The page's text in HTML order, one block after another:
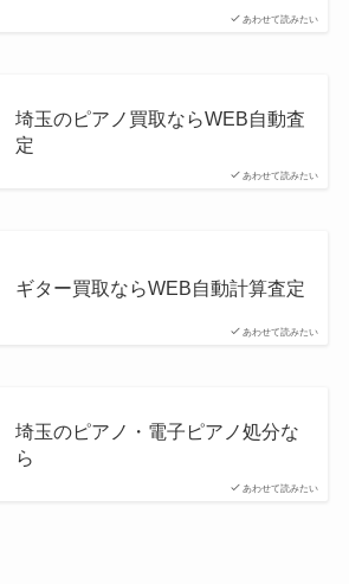
あわせて読みたい
あわせて読みたい
埼玉のピアノ買取ならWEB自動査
定
あわせて読みたい
ギター買取ならWEB自動計算査定
あわせて読みたい
埼玉のピアノ・電子ピアノ処分な
ら